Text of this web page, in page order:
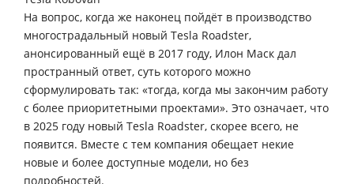
На вопрос, когда же наконец пойдёт в производство
многострадальный новый Tesla Roadster,
анонсированный ещё в 2017 году, Илон Маск дал
пространный ответ, суть которого можно
сформулировать так: «тогда, когда мы закончим работу
с более приоритетными проектами». Это означает, что
в 2025 году новый Tesla Roadster, скорее всего, не
появится. Вместе с тем компания обещает некие
новые и более доступные модели, но без
подробностей.